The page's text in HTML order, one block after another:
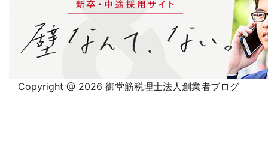
Copyright @ 2026 御堂筋税理士法人創業者ブログ